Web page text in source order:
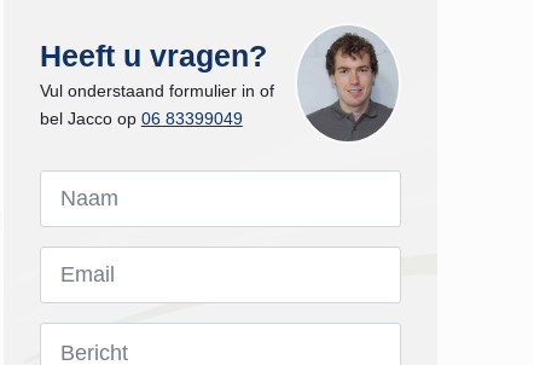
Heeft u vragen?
Vul onderstaand formulier in of
bel Jacco op 06 83399049
Naam
Email
Bericht